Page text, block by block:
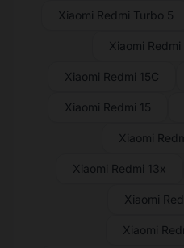
Xiaomi Redmi Turbo 5
Xiaomi
Xiaomi Redmi 15C
Xiaomi Redmi 15
Xiaomi
Xiaomi Redmi 13x
Xiaomi
Xiaomi